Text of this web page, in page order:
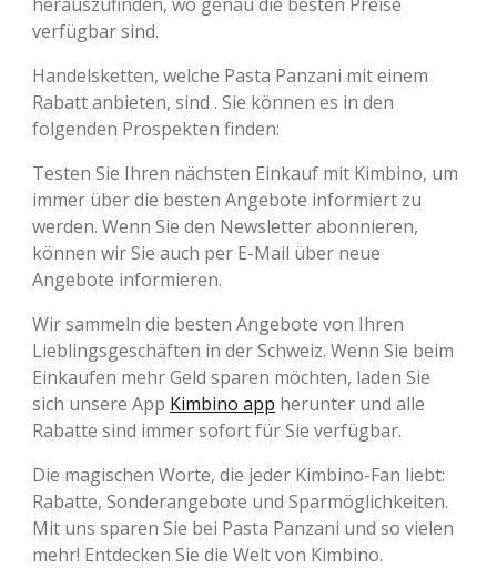
verfügbar sind.
Handelsketten, welche Pasta Panzani mit einem
Rabatt anbieten, sind . Sie können es in den
folgenden Prospekten finden:
Testen Sie Ihren nächsten Einkauf mit Kimbino, um
immer über die besten Angebote informiert zu
werden. Wenn Sie den Newsletter abonnieren,
können wir Sie auch per E-Mail über neue
Angebote informieren.
Wir sammeln die besten Angebote von Ihren
Lieblingsgeschäften in der Schweiz. Wenn Sie beim
Einkaufen mehr Geld sparen möchten, laden Sie
sich unsere App Kimbino app herunter und alle
Rabatte sind immer sofort für Sie verfügbar.
Die magischen Worte, die jeder Kimbino-Fan liebt:
Rabatte, Sonderangebote und Sparmöglichkeiten.
Mit uns sparen Sie bei Pasta Panzani und so vielen
mehr! Entdecken Sie die Welt von Kimbino.